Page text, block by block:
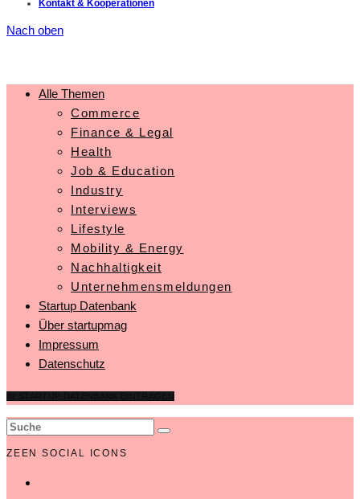
Kontakt & Kooperationen
Nach oben
Alle Themen
Commerce
Finance & Legal
Health
Job & Education
Industry
Interviews
Lifestyle
Mobility & Energy
Nachhaltigkeit
Unternehmensmeldungen
Startup Datenbank
Über startupmag
Impressum
Datenschutz
ZEEN SOCIAL ICONS